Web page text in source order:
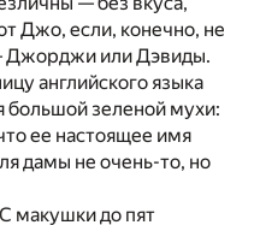
Джо, если, конечно, не
или Дэвиды.
английского языка
зеленой мухи:
ее настоящее имя
дамы не очень-то, но
макушки до пят